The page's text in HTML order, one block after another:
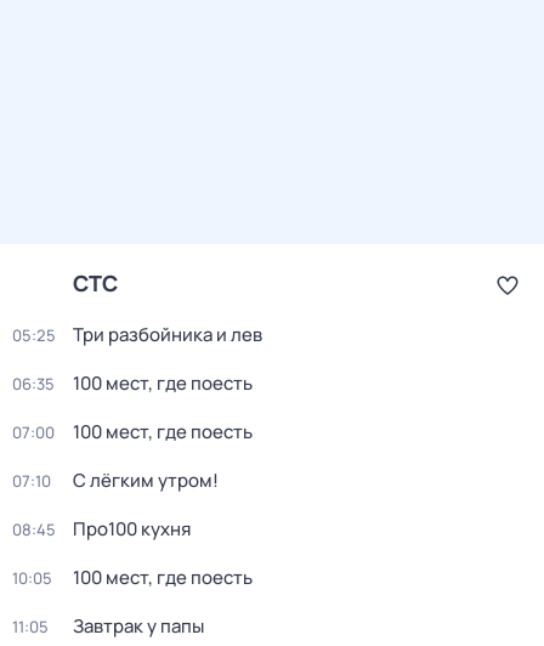
СТС
05:25 Три разбойника и лев
06:35 100 мест, где поесть
07:00 100 мест, где поесть
07:10 С лёгким утром!
08:45 Про100 кухня
10:05 100 мест, где поесть
11:05 Завтрак у папы